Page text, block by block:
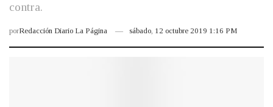
contra.
porRedacción Diario La Página sábado, 12 octubre 2019 1:16 PM